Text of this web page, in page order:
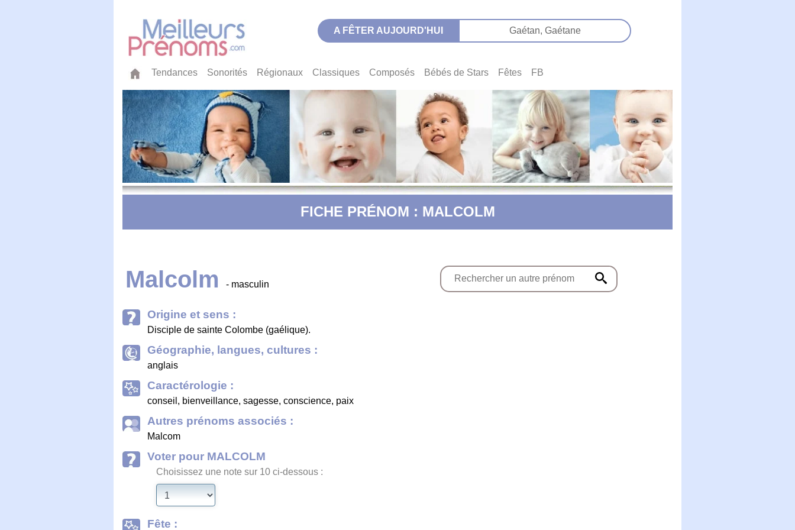
A FÊTER AUJOURD'HUI Gaétan, Gaétane
Tendances Sonorités Régionaux Classiques Composés Bébés de Stars Fêtes FB
FICHE PRÉNOM : MALCOLM
Malcolm - masculin
Origine et sens :
Disciple de sainte Colombe (gaélique).
Géographie, langues, cultures :
anglais
Caractérologie :
conseil, bienveillance, sagesse, conscience, paix
Autres prénoms associés :
Malcom
Voter pour MALCOLM
Choisissez une note sur 10 ci-dessous :
Fête :